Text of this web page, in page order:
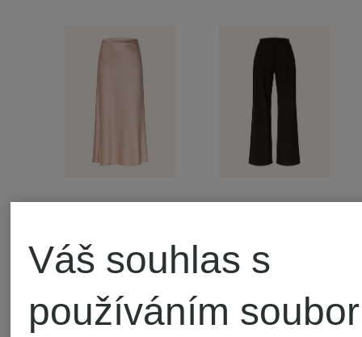
PATRIZIA
PEPE
PATRIZIA
Váš souhlas s
používáním